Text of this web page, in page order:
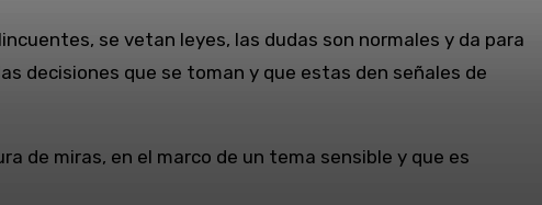
se vetan leyes, las dudas son normales y da para
decisiones que se toman y que estas den señales de
de miras, en el marco de un tema sensible y que es